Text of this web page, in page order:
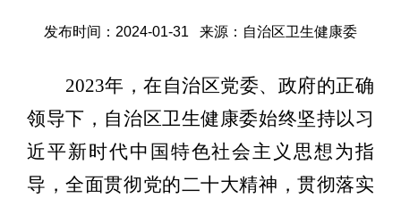
发布时间：2024-01-31 来源：自治区卫生健康委
2023年，在自治区党委、政府的正确
领导下，自治区卫生健康委始终坚持以习
近平新时代中国特色社会主义思想为指
导，全面贯彻党的二十大精神，贯彻落实